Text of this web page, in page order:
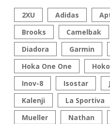
2XU Adidas
Brooks
Camelbak
Diadora
Garmin
Hoka One One
Hoko
Inov-8
Isostar
Kalenji
La Sportiva
Mueller
Nathan